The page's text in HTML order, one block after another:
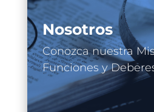
Nosotros
Conozca nuestra
Funciones y